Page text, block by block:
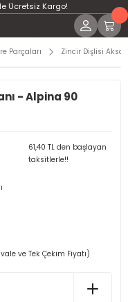
Ücretsiz Kargo!
Parçaları Zincir Dişlisi
- Alpina 90
61,40 TL den başlayan
taksitlerle!!
ve Tek Çekim Fiyatı)